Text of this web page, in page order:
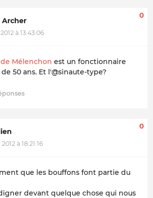
Archer
à 13:43:06
0
Mélenchon est un fonctionnaire
50 ans. Et l'@sinaute-type?
à 18:21:16
0
que les bouffons font partie du
devant quelque chose qui nous